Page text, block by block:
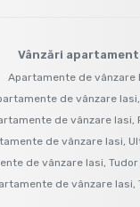
Vânzări
Apartamente de vânzare
de vânzare Iasi,
de vânzare Iasi,
de vânzare Iasi,
de vânzare Iasi,
de vânzare Iasi,